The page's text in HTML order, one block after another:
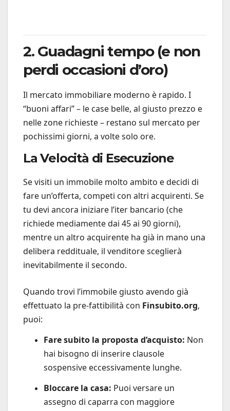
2. Guadagni tempo (e non
perdi occasioni d’oro)
Il mercato immobiliare moderno è rapido. I
“buoni affari” – le case belle, al giusto prezzo e
nelle zone richieste – restano sul mercato per
pochissimi giorni, a volte solo ore.
La Velocità di Esecuzione
Se visiti un immobile molto ambito e decidi di
fare un’offerta, competi con altri acquirenti. Se
tu devi ancora iniziare l’iter bancario (che
richiede mediamente dai 45 ai 90 giorni),
mentre un altro acquirente ha già in mano una
delibera reddituale, il venditore sceglierà
inevitabilmente il secondo.
Quando trovi l’immobile giusto avendo già
effettuato la pre-fattibilità con Finsubito.org,
puoi:
Fare subito la proposta d’acquisto: Non
hai bisogno di inserire clausole
sospensive eccessivamente lunghe.
Bloccare la casa: Puoi versare un
assegno di caparra con maggiore